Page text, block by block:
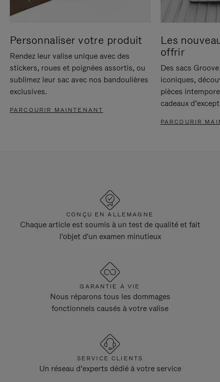
Personnaliser votre produit
Rendez leur valise unique avec des
stickers, roues et poignées assortis, ou
sublimez leur sac avec nos bandoulières
exclusives.
PARCOURIR MAINTENANT
Les
offrir
Des sacs
iconiques,
pièces
cadeaux
PARCOURIR
CONÇU EN ALLEMAGNE
Chaque article est soumis à un test de qualité et fait
l'objet d'un examen minutieux
GARANTIE À VIE
Nous réparons tous les dommages
fonctionnels causés à votre valise
SERVICE CLIENTS
Un réseau d’experts dédié à votre service